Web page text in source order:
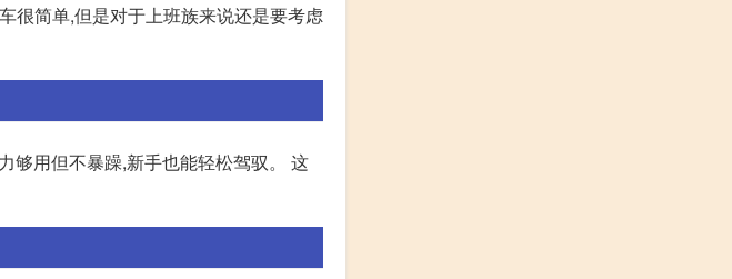
很简单,但是对于上班族来说还是要考虑
够用但不暴躁,新手也能轻松驾驭。 这